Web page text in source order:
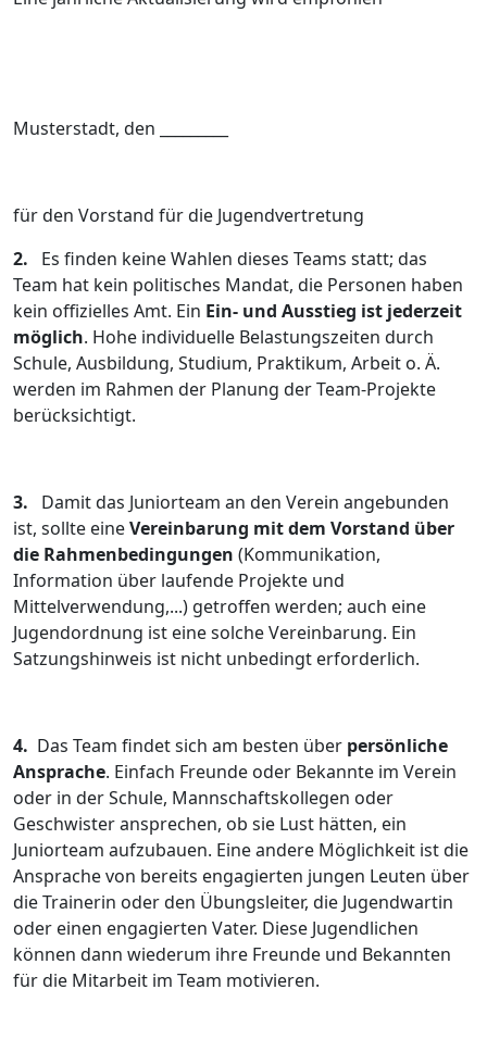
Musterstadt, den _________
für den Vorstand für die Jugendvertretung
2. Es finden keine Wahlen dieses Teams statt; das
Team hat kein politisches Mandat, die Personen haben
kein offizielles Amt. Ein Ein- und Ausstieg ist jederzeit
möglich. Hohe individuelle Belastungszeiten durch
Schule, Ausbildung, Studium, Praktikum, Arbeit o. Ä.
werden im Rahmen der Planung der Team-Projekte
berücksichtigt.
3. Damit das Juniorteam an den Verein angebunden
ist, sollte eineVereinbarung mit dem Vorstand über
die Rahmenbedingungen (Kommunikation,
Information über laufende Projekte und
Mittelverwendung,...) getroffen werden; auch eine
Jugendordnung ist eine solche Vereinbarung. Ein
Satzungshinweis ist nicht unbedingt erforderlich.
4. Das Team findet sich am besten über persönliche
Ansprache. Einfach Freunde oder Bekannte im Verein
oder in der Schule, Mannschaftskollegen oder
Geschwister ansprechen, ob sie Lust hätten, ein
Juniorteam aufzubauen. Eine andere Möglichkeit ist die
Ansprache von bereits engagierten jungen Leuten über
die Trainerin oder den Übungsleiter, die Jugendwartin
oder einen engagierten Vater. Diese Jugendlichen
können dann wiederum ihre Freunde und Bekannten
für die Mitarbeit im Team motivieren.